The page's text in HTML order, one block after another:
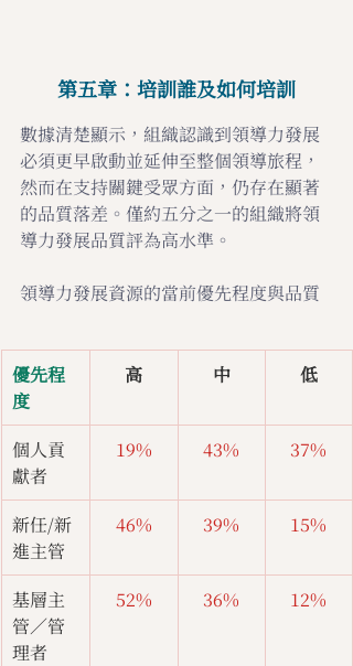
第五章：培訓誰及如何培訓
數據清楚顯示，組織認識到領導力發展
必須更早啟動並延伸至整個領導旅程，
然而在支持關鍵受眾方面，仍存在顯著
的品質落差。僅約五分之一的組織將領
導力發展品質評為高水準。
領導力發展資源的當前優先程度與品質
優先程
度
高 中 低
個人貢
獻者
19% 43% 37%
新任/新
進主管
46% 39% 15%
基層主
管／管
理者
52% 36% 12%